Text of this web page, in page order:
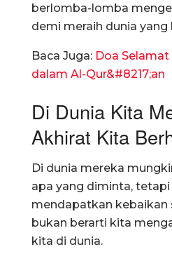
berlomba-lomba
demi meraih dunia yang
Baca Juga: Doa
dalam Al-Qur&#8217;an
Di Dunia Kita
Akhirat Kita
Di dunia mereka
apa yang diminta,
mendapatkan kebaikan
bukan berarti kita
kita di dunia.